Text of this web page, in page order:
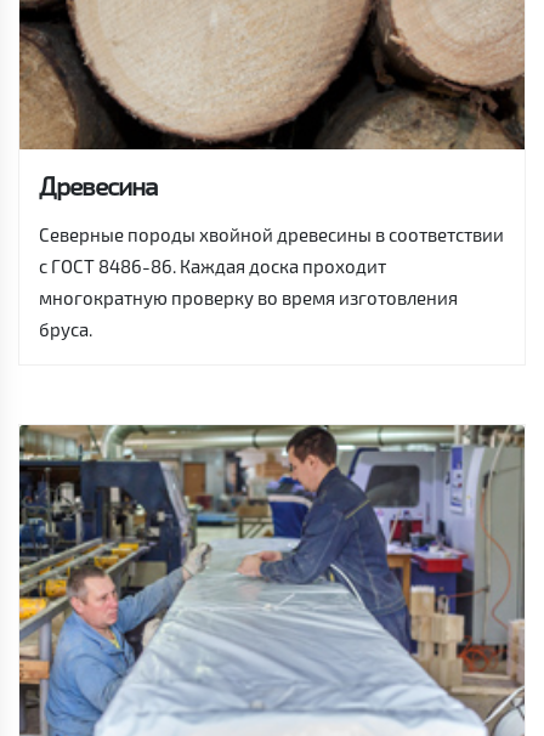
Древесина
Северные породы хвойной древесины в соответствии
с ГОСТ 8486-86. Каждая доска проходит
многократную проверку во время изготовления
бруса.